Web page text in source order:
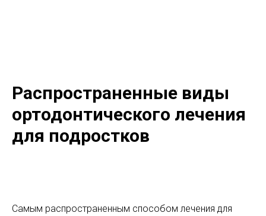
Распространенные виды
ортодонтического лечения
для подростков
Самым распространенным способом лечения для